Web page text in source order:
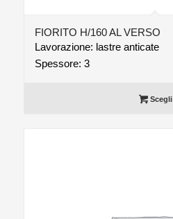
FIORITO H/160 AL VERSO
Lavorazione: lastre anticate
Spessore: 3
Scegli